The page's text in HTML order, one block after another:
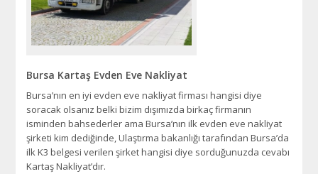
Bursa Kartaş Evden Eve Nakliyat
Bursa’nın en iyi evden eve nakliyat firması hangisi diye
soracak olsanız belki bizim dışımızda birkaç firmanın
isminden bahsederler ama Bursa’nın ilk evden eve nakliyat
şirketi kim dediğinde, Ulaştırma bakanlığı tarafından Bursa’da
ilk K3 belgesi verilen şirket hangisi diye sorduğunuzda cevabı
Kartaş Nakliyat’dır.